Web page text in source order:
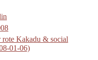
rote Kakadu & social
01-06)